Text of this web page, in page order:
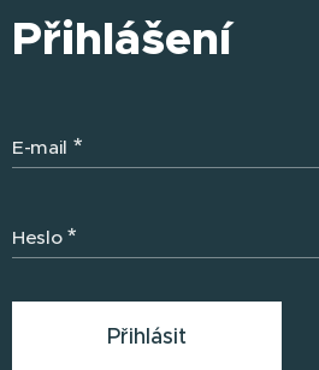
Přihlášení
E-mail
Heslo
Přihlásit